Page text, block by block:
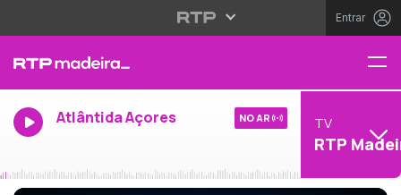
Entrar
Atlântida Açores NO AR TV
RTP